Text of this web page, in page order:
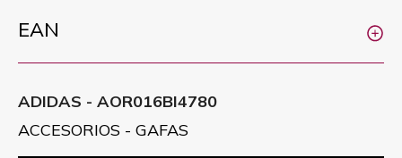
EAN
ADIDAS - AOR016BI4780
ACCESORIOS - GAFAS